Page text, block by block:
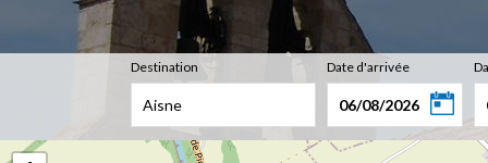
Destination Date d'arrivée